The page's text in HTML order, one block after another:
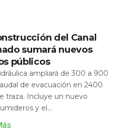
del Canal
sumará nuevos
públicos
ampliará de 300 a 900
de evacuación en 2400
traza. Incluye un nuevo
y el...